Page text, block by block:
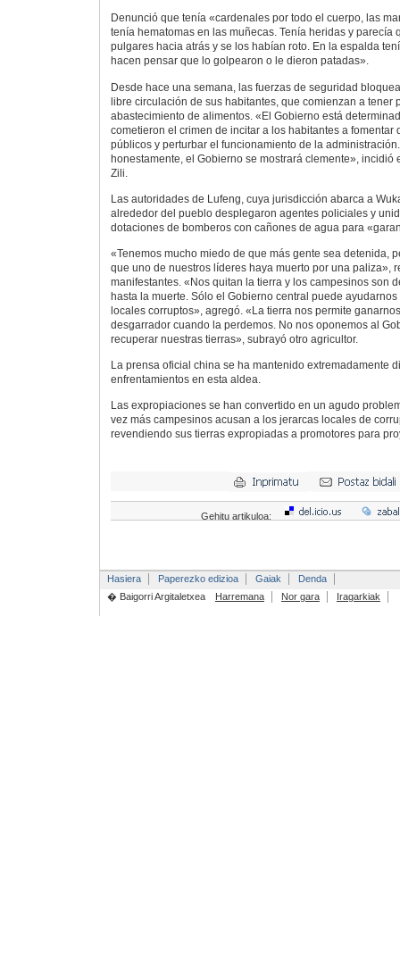
Denunció que tenía «cardenales por todo el cuerpo, las
tenía hematomas en las muñecas. Tenía heridas y parecía
pulgares hacia atrás y se los habían roto. En la espalda
hacen pensar que lo golpearon o le dieron patadas».
Desde hace una semana, las fuerzas de seguridad
libre circulación de sus habitantes, que comienzan a tener
abastecimiento de alimentos. «El Gobierno está
cometieron el crimen de incitar a los habitantes a fomentar
públicos y perturbar el funcionamiento de la
honestamente, el Gobierno se mostrará clemente», incidió
Zili.
Las autoridades de Lufeng, cuya jurisdicción abarca a
alrededor del pueblo desplegaron agentes policiales y
dotaciones de bomberos con cañones de agua para
«Tenemos mucho miedo de que más gente sea detenida,
que uno de nuestros líderes haya muerto por una paliza»,
manifestantes. «Nos quitan la tierra y los campesinos son
hasta la muerte. Sólo el Gobierno central puede
locales corruptos», agregó. «La tierra nos permite
desgarrador cuando la perdemos. No nos oponemos al
recuperar nuestras tierras», subrayó otro agricultor.
La prensa oficial china se ha mantenido extremadamente
enfrentamientos en esta aldea.
Las expropiaciones se han convertido en un agudo
vez más campesinos acusan a los jerarcas locales de
revendiendo sus tierras expropiadas a promotores para
Gehitu artikuloa:
Hasiera Paperezko edizioa Gaiak
Denda
� Baigorri Argitaletxea
Harremana Nor gara Iragarkiak